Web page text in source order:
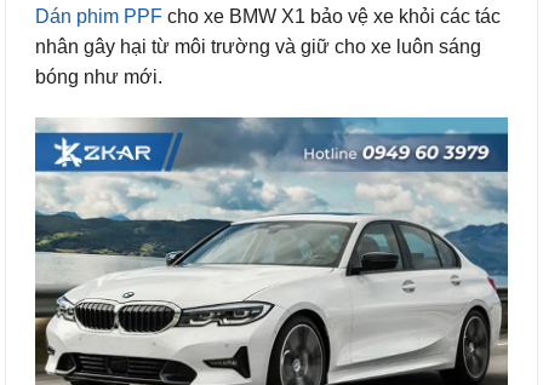
Dán phim PPF cho xe BMW X1 bảo vệ xe khỏi các tác
nhân gây hại từ môi trường và giữ cho xe luôn sáng
bóng như mới.